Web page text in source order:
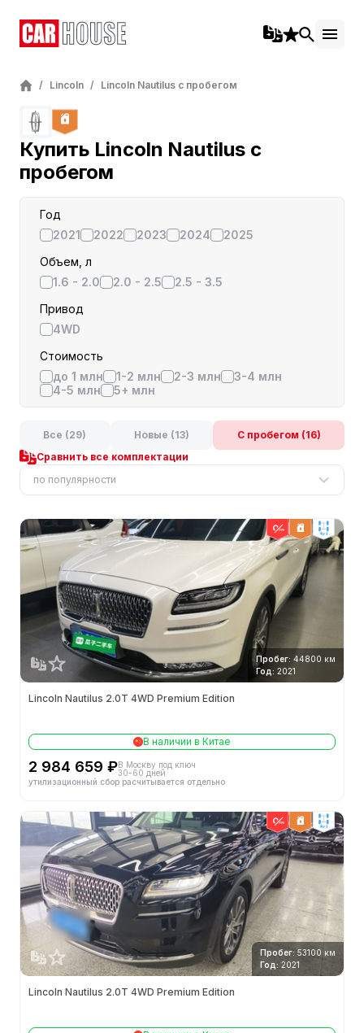
/ Lincoln / Lincoln Nautilus с пробегом
Купить Lincoln Nautilus c
пробегом
Год
2021
2022 2023 2024
2025
Объем, л
1.6 - 2.0
2.0 - 2.5
2.5 - 3.5
Привод
4WD
Стоимость
до 1 млн
1-2 млн 2-3 млн
3-4 млн
4-5 млн
5+ млн
Все (29) Новые (13)
С пробегом (16)
Сравнить все комплектации
по популярности
4wd
Пробег: 44800 км
Год: 2021
Lincoln Nautilus 2.0T 4WD Premium Edition
В наличии в Китае
2 984 659 ₽В Москву под ключ
30-60 дней
утилизационный сбор расчитывается отдельно
4wd
Пробег: 53100 км
Год: 2021
Lincoln Nautilus 2.0T 4WD Premium Edition